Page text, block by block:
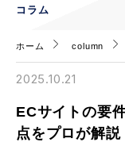
コラム
ホーム column
2025.10.21
ECサイトの要
点をプロが解説